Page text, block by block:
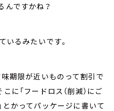
んですかね？
いるみたいです。
期限が近いものって割引で
に「フードロス（削減）にご
かってパッケージに書いて